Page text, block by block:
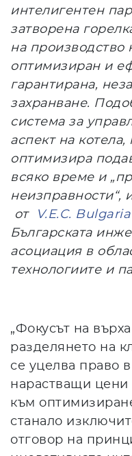
интелигентен
затворена
на производство
оптимизиран и
гарантирана,
захранване.
система за
аспект на
оптимизира
всяко време и
от
V.E.C. Bulgaria
Българската
асоциация в
технологиите и
„Фокусът на
разделянето на
се уцелва право
нарастващи цени
към
станало
отговор на